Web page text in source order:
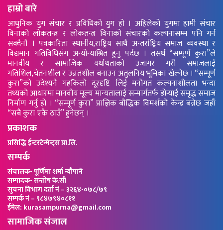
हाम्रो बारे
आधुनिक युग संचार र प्रविधिको युग हो । अहिलेको युगमा हामी संचार
विनाको लोकतन्त्र र लोकतन्त्र विनाको संचारको कल्पनासम्म पनि गर्न
सक्दैनौ । पत्रकारिता स्थानीय,राष्ट्रिय साथै अन्तर्राष्ट्रिय समाज व्यवस्था र
विद्यमान गतिविधिसंग अन्योन्याश्रित हुनु पर्दछ । तसर्थ “सम्पूर्ण कुरा”ले
मानवीय र सामाजिक यर्थाथताको उजागर गरी समाजलाई
गतिशिल,चेतनशील र उन्नतशील बनाउन अतुलनिय भूमिका खेल्नेछ । “सम्पूर्ण
कुरा”को उदेश्यनै गहकिलो दूरदृष्टि लिई मनोगत कल्पनाशीलता भन्दा
तथ्यको आधारमा मानवीय मूल्य मान्यतालाई सन्मार्गतर्फ डोर्‍याई समृद्ध समाज
निर्माण गर्नु हो । “सम्पूर्ण कुरा” प्राज्ञिक बौद्धिक विमर्शको केन्द्र बन्नेछ जहाँ
“सबै कुरा एकै ठाउँ” हुनेछन् ।
प्रकाशक
प्रसिद्धि ईन्टरटेन्मेन्ट्स प्रा.लि.
सम्पर्क
संचालक- पूर्णिमा शर्मा न्यौपाने
सम्पादक- सन्तोष के.सी
सुचना विभाग दर्ता नं – ३२६४-०७८/७९
सम्पर्क नं – ९८४७९४०८११
ईमेल: kurasampurna@gmail.com
सामाजिक संजाल